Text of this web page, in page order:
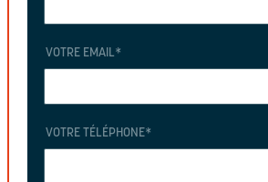
VOTRE EMAIL*
VOTRE TÉLÉPHONE*